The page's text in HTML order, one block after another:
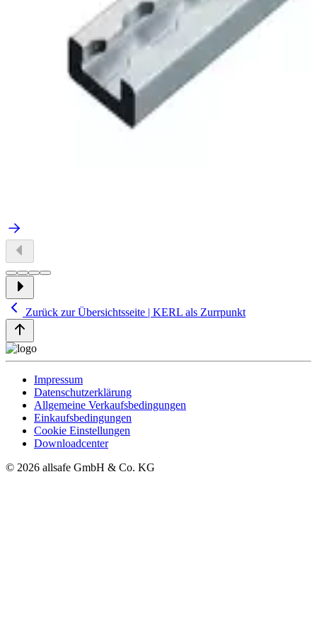
Zurück zur Übersichtsseite | KERL als Zurrpunkt
Impressum
Datenschutzerklärung
Allgemeine Verkaufsbedingungen
Einkaufsbedingungen
Cookie Einstellungen
Downloadcenter
© 2026 allsafe GmbH & Co. KG